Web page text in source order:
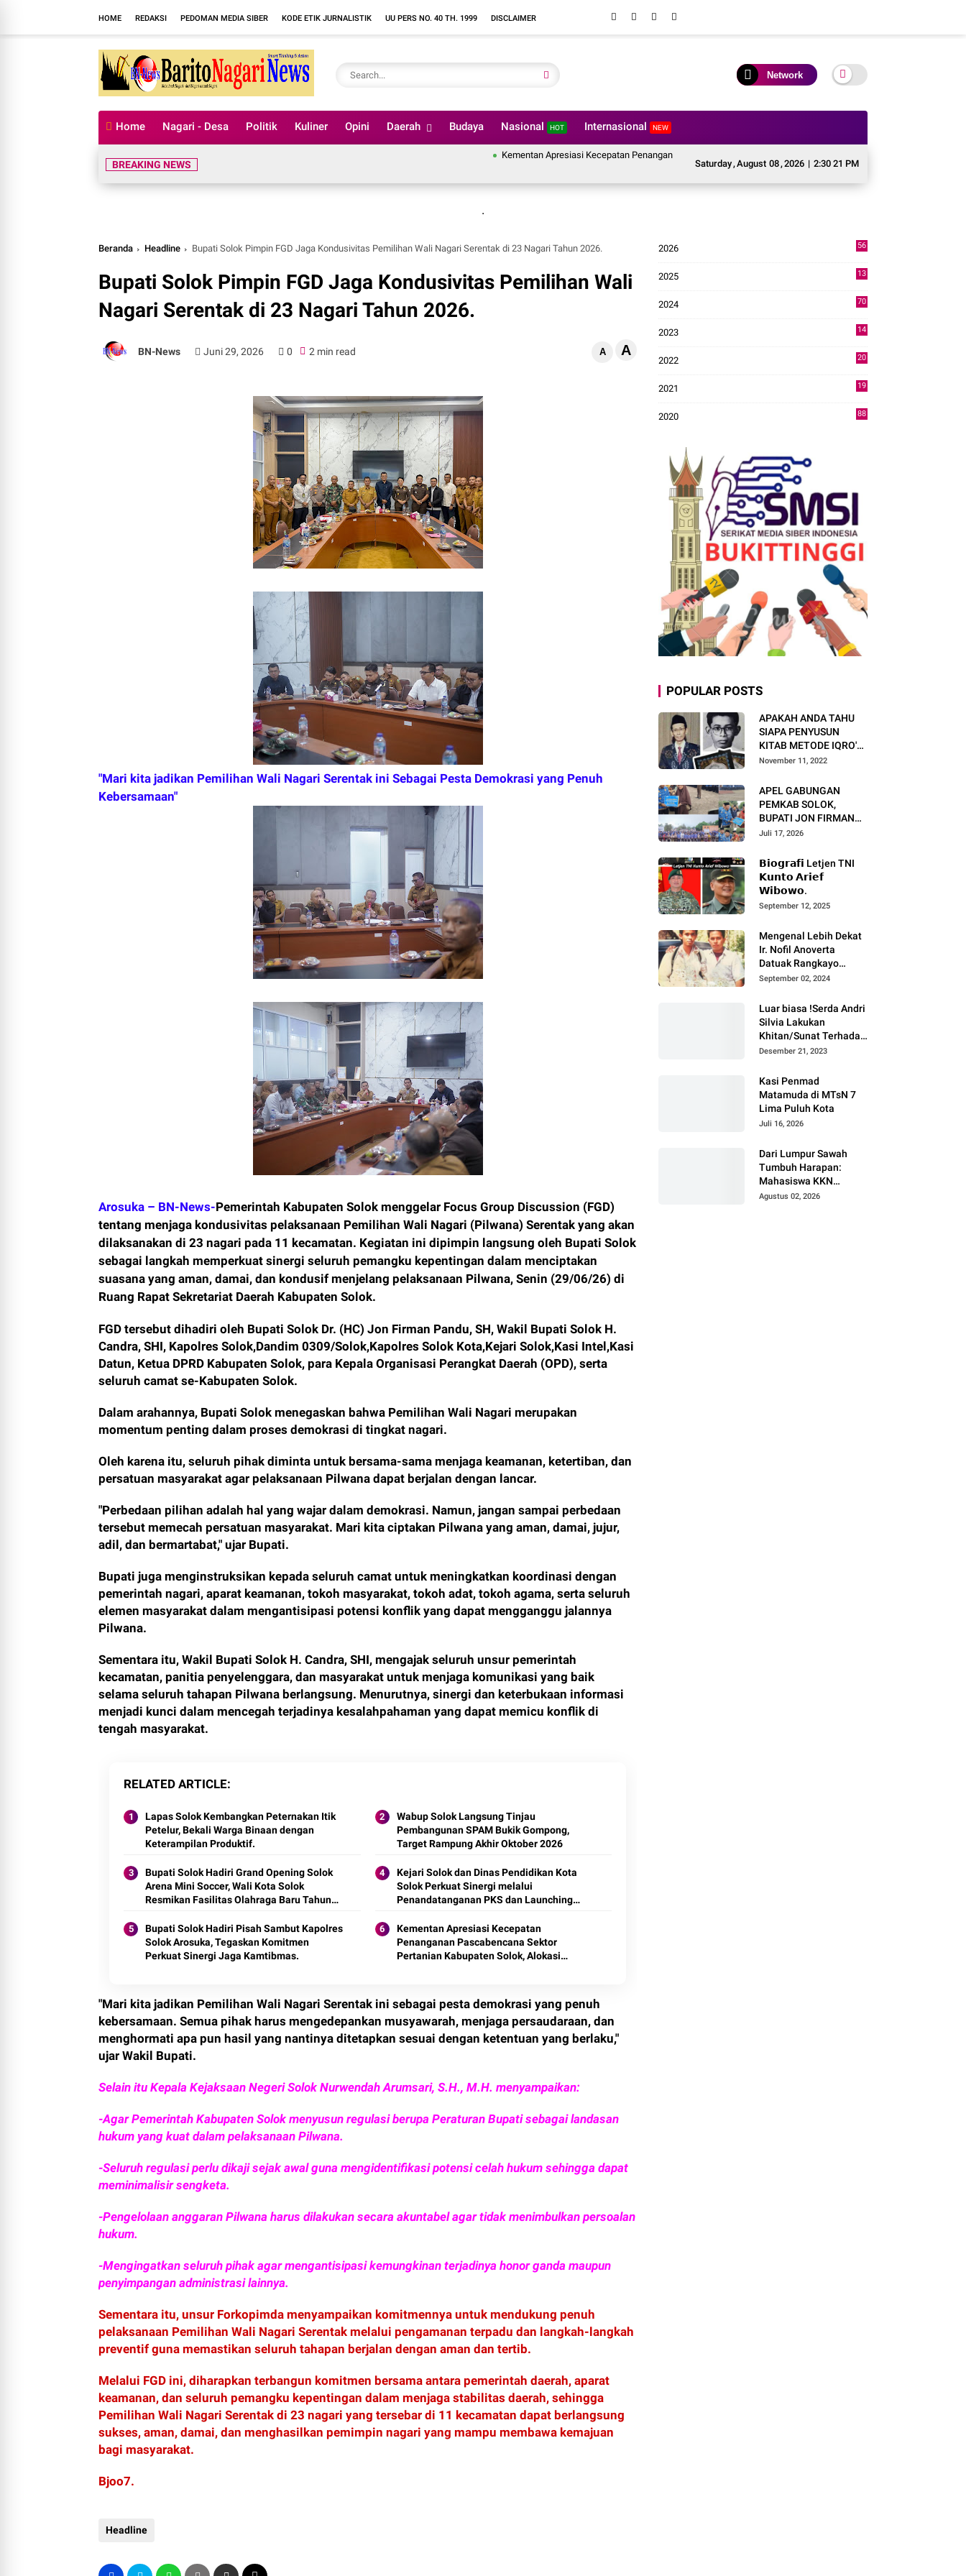
HOME REDAKSI PEDOMAN MEDIA SIBER KODE ETIK JURNALISTIK UU PERS NO. 40 TH. 1999 DISCLAIMER
Network
Home Nagari - Desa Politik Kuliner Opini Daerah Budaya Nasional HOT Internasional NEW
Saturday,August 08,2026 | 2:30 22 PM
BREAKING NEWS
Kementan Apresiasi Kecepatan Penanganan Pascabencana Sektor Pertanian Kabupaten Solok, Alokasi Bantuan Irigasi Naik
.
Beranda Headline Bupati Solok Pimpin FGD Jaga Kondusivitas Pemilihan Wali Nagari Serentak di 23 Nagari Tahun 2026.
Bupati Solok Pimpin FGD Jaga Kondusivitas Pemilihan Wali
Nagari Serentak di 23 Nagari Tahun 2026.
BN-News Juni 29, 2026 0 2 min read A A
"Mari kita jadikan Pemilihan Wali Nagari Serentak ini Sebagai Pesta Demokrasi yang Penuh
Kebersamaan"
Arosuka – BN-News-Pemerintah Kabupaten Solok menggelar Focus Group Discussion (FGD)
tentang menjaga kondusivitas pelaksanaan Pemilihan Wali Nagari (Pilwana) Serentak yang akan
dilaksanakan di 23 nagari pada 11 kecamatan. Kegiatan ini dipimpin langsung oleh Bupati Solok
sebagai langkah memperkuat sinergi seluruh pemangku kepentingan dalam menciptakan
suasana yang aman, damai, dan kondusif menjelang pelaksanaan Pilwana, Senin (29/06/26) di
Ruang Rapat Sekretariat Daerah Kabupaten Solok.
FGD tersebut dihadiri oleh Bupati Solok Dr. (HC) Jon Firman Pandu, SH, Wakil Bupati Solok H.
Candra, SHI, Kapolres Solok,Dandim 0309/Solok,Kapolres Solok Kota,Kejari Solok,Kasi Intel,Kasi
Datun, Ketua DPRD Kabupaten Solok, para Kepala Organisasi Perangkat Daerah (OPD), serta
seluruh camat se-Kabupaten Solok.
Dalam arahannya, Bupati Solok menegaskan bahwa Pemilihan Wali Nagari merupakan
momentum penting dalam proses demokrasi di tingkat nagari.
Oleh karena itu, seluruh pihak diminta untuk bersama-sama menjaga keamanan, ketertiban, dan
persatuan masyarakat agar pelaksanaan Pilwana dapat berjalan dengan lancar.
"Perbedaan pilihan adalah hal yang wajar dalam demokrasi. Namun, jangan sampai perbedaan
tersebut memecah persatuan masyarakat. Mari kita ciptakan Pilwana yang aman, damai, jujur,
adil, dan bermartabat," ujar Bupati.
Bupati juga menginstruksikan kepada seluruh camat untuk meningkatkan koordinasi dengan
pemerintah nagari, aparat keamanan, tokoh masyarakat, tokoh adat, tokoh agama, serta seluruh
elemen masyarakat dalam mengantisipasi potensi konflik yang dapat mengganggu jalannya
Pilwana.
Sementara itu, Wakil Bupati Solok H. Candra, SHI, mengajak seluruh unsur pemerintah
kecamatan, panitia penyelenggara, dan masyarakat untuk menjaga komunikasi yang baik
selama seluruh tahapan Pilwana berlangsung. Menurutnya, sinergi dan keterbukaan informasi
menjadi kunci dalam mencegah terjadinya kesalahpahaman yang dapat memicu konflik di
tengah masyarakat.
RELATED ARTICLE
Lapas Solok Kembangkan Peternakan Itik
Petelur, Bekali Warga Binaan dengan
Keterampilan Produktif.
Wabup Solok Langsung Tinjau
Pembangunan SPAM Bukik Gompong,
Target Rampung Akhir Oktober 2026
Bupati Solok Hadiri Grand Opening Solok
Arena Mini Soccer, Wali Kota Solok
Resmikan Fasilitas Olahraga Baru Tahun
Kejari Solok dan Dinas Pendidikan Kota
Solok Perkuat Sinergi melalui
Penandatanganan PKS dan Launching
Bupati Solok Hadiri Pisah Sambut Kapolres
Solok Arosuka, Tegaskan Komitmen
Perkuat Sinergi Jaga Kamtibmas.
Kementan Apresiasi Kecepatan
Penanganan Pascabencana Sektor
Pertanian Kabupaten Solok, Alokasi
"Mari kita jadikan Pemilihan Wali Nagari Serentak ini sebagai pesta demokrasi yang penuh
kebersamaan. Semua pihak harus mengedepankan musyawarah, menjaga persaudaraan, dan
menghormati apa pun hasil yang nantinya ditetapkan sesuai dengan ketentuan yang berlaku,"
ujar Wakil Bupati.
Selain itu Kepala Kejaksaan Negeri Solok Nurwendah Arumsari, S.H., M.H. menyampaikan:
-Agar Pemerintah Kabupaten Solok menyusun regulasi berupa Peraturan Bupati sebagai landasan
hukum yang kuat dalam pelaksanaan Pilwana.
-Seluruh regulasi perlu dikaji sejak awal guna mengidentifikasi potensi celah hukum sehingga dapat
meminimalisir sengketa.
-Pengelolaan anggaran Pilwana harus dilakukan secara akuntabel agar tidak menimbulkan persoalan
hukum.
-Mengingatkan seluruh pihak agar mengantisipasi kemungkinan terjadinya honor ganda maupun
penyimpangan administrasi lainnya.
Sementara itu, unsur Forkopimda menyampaikan komitmennya untuk mendukung penuh
pelaksanaan Pemilihan Wali Nagari Serentak melalui pengamanan terpadu dan langkah-langkah
preventif guna memastikan seluruh tahapan berjalan dengan aman dan tertib.
Melalui FGD ini, diharapkan terbangun komitmen bersama antara pemerintah daerah, aparat
keamanan, dan seluruh pemangku kepentingan dalam menjaga stabilitas daerah, sehingga
Pemilihan Wali Nagari Serentak di 23 nagari yang tersebar di 11 kecamatan dapat berlangsung
sukses, aman, damai, dan menghasilkan pemimpin nagari yang mampu membawa kemajuan
bagi masyarakat.
Bjoo7.
Headline
2026
56
2025
13
2024
70
2023
14
2022
20
2021
19
2020
88
POPULAR POSTS
APAKAH ANDA TAHU
SIAPA PENYUSUN
KITAB METODE IQRO'?
INI BIOGRAFI KH. AS'AD
November 11, 2022
APEL GABUNGAN
PEMKAB SOLOK,
BUPATI JON FIRMAN
PANDU TEKANKAN ASN
DAN PELAYANAN
MASYARAKAT.
Juli 17, 2026
𝗕𝗶𝗼𝗴𝗿𝗮𝗳𝗶 Letjen TNI
𝗞𝘂𝗻𝘁𝗼 𝗔𝗿𝗶𝗲𝗳
𝗪𝗶𝗯𝗼𝘄𝗼.
September 12, 2025
Mengenal Lebih Dekat
Ir. Nofil Anoverta
Datuak Rangkayo
Batuah Cawako
September 02, 2024
Luar biasa !Serda Andri
Silvia Lakukan
Khitan/Sunat Terhadap
Anak Warga Binaannya
Desember 21, 2023
Kasi Penmad
Matamuda di MTsN 7
Lima Puluh Kota
Juli 16, 2026
Dari Lumpur Sawah
Tumbuh Harapan:
Mahasiswa KKN
Universitas Andalas
Agustus 02, 2026